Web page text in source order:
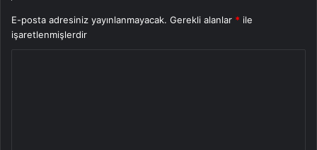
E-posta adresiniz yayınlanmayacak. Gerekli alanlar * ile
işaretlenmişlerdir